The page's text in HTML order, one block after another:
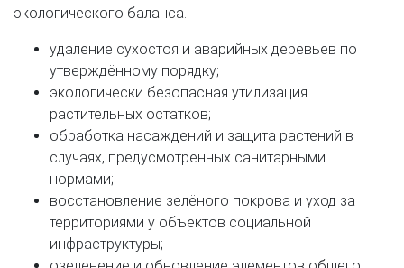
экологического баланса.
удаление сухостоя и аварийных деревьев по
утверждённому порядку;
экологически безопасная утилизация
растительных остатков;
обработка насаждений и защита растений в
случаях, предусмотренных санитарными
нормами;
восстановление зелёного покрова и уход за
территориями у объектов социальной
инфраструктуры;